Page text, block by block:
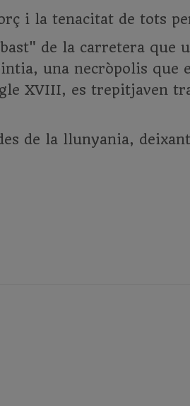
i la tenacitat de tots
de la carretera que
una necròpolis que
XVIII, es trepitjaven
de la llunyania,